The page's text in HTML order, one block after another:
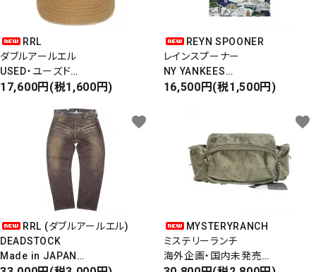
RRL
ダブルアールエル
USED・ユーズド
6PANEL CAP
17,600円(税1,600円)
REYN SPOONER
レインスプーナー
NY YANKEES
ニューヨークヤンキース
16,500円(税1,500円)
RRL (ダブルアールエル)
DEADSTOCK
Made in JAPAN
favorite
MYSTERYRANCH
ミステリーランチ
海外企画・国内未発売
favorite